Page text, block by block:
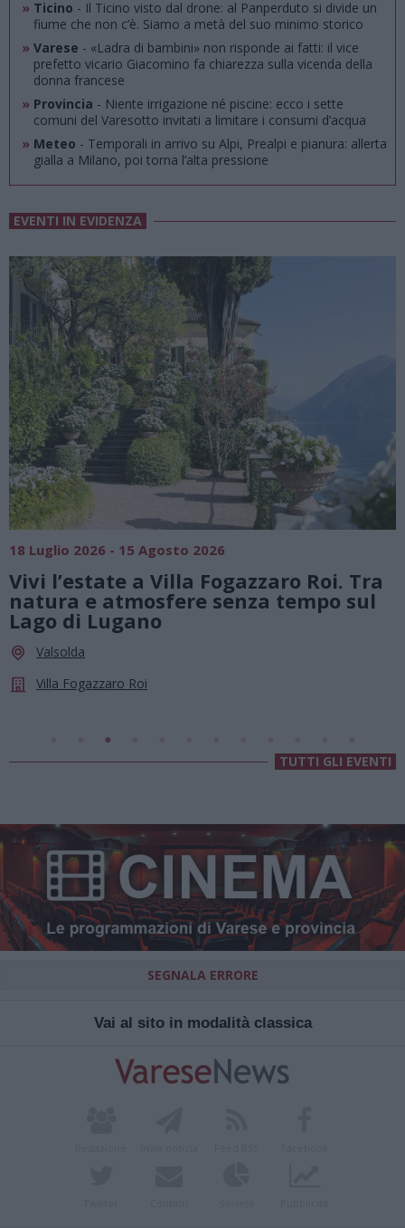
» Ticino - Il Ticino visto dal drone: al Panperduto si divide un
fiume che non c’è. Siamo a metà del suo minimo storico
» Varese - «Ladra di bambini» non risponde ai fatti: il vice
prefetto vicario Giacomino fa chiarezza sulla vicenda della
donna francese
» Provincia - Niente irrigazione né piscine: ecco i sette
comuni del Varesotto invitati a limitare i consumi d’acqua
» Meteo - Temporali in arrivo su Alpi, Prealpi e pianura: allerta
gialla a Milano, poi torna l’alta pressione
EVENTI IN EVIDENZA
18 Luglio 2026 - 15 Agosto 2026
Vivi l’estate a Villa Fogazzaro Roi. Tra
natura e atmosfere senza tempo sul
Lago di Lugano
Valsolda
Villa Fogazzaro Roi
TUTTI GLI EVENTI
SEGNALA ERRORE
Vai al sito in modalità classica